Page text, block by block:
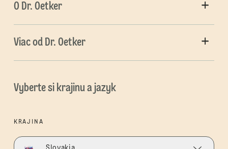
O Dr. Oetker
Viac od Dr. Oetker
Vyberte si krajinu a jazyk
KRAJINA